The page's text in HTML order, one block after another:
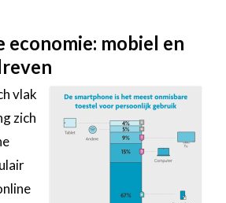
economie: mobiel en
vlak
zich